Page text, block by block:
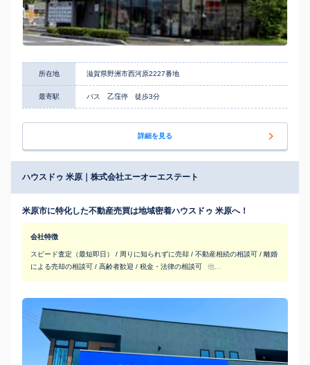
所在地 滋賀県野洲市西河原2227番地
最寄駅 バス 乙窪停 徒歩3分
詳細を見る
ハウスドゥ 米原｜株式会社エーオーエステート
米原市に特化した不動産売買は地域密着ハウスドゥ 米原へ！
会社特徴
スピード査定（最短即日） / 周りに知られずに売却 / 不動産相続の相談可 / 離婚
による売却の相談可 / 高齢者歓迎 / 税金・法律の相談可
他...